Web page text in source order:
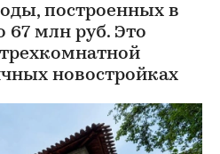
построенных в
67 млн руб. Это
новостройках